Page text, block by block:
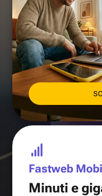
Fastweb
Minuti e